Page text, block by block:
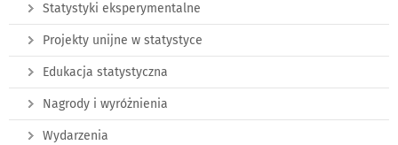
Statystyki eksperymentalne
Projekty unijne w statystyce
Edukacja statystyczna
Nagrody i wyróżnienia
Wydarzenia